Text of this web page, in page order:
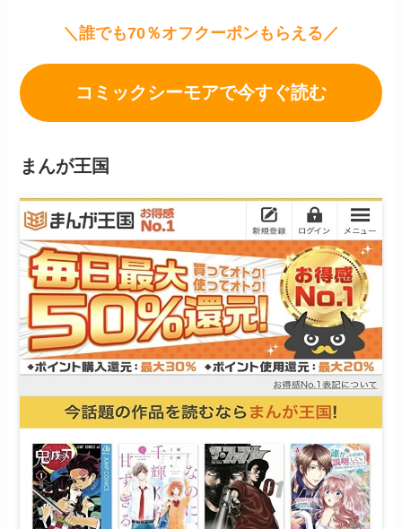
＼誰でも70％オフクーポンもらえる／
コミックシーモアで今すぐ読む
まんが王国